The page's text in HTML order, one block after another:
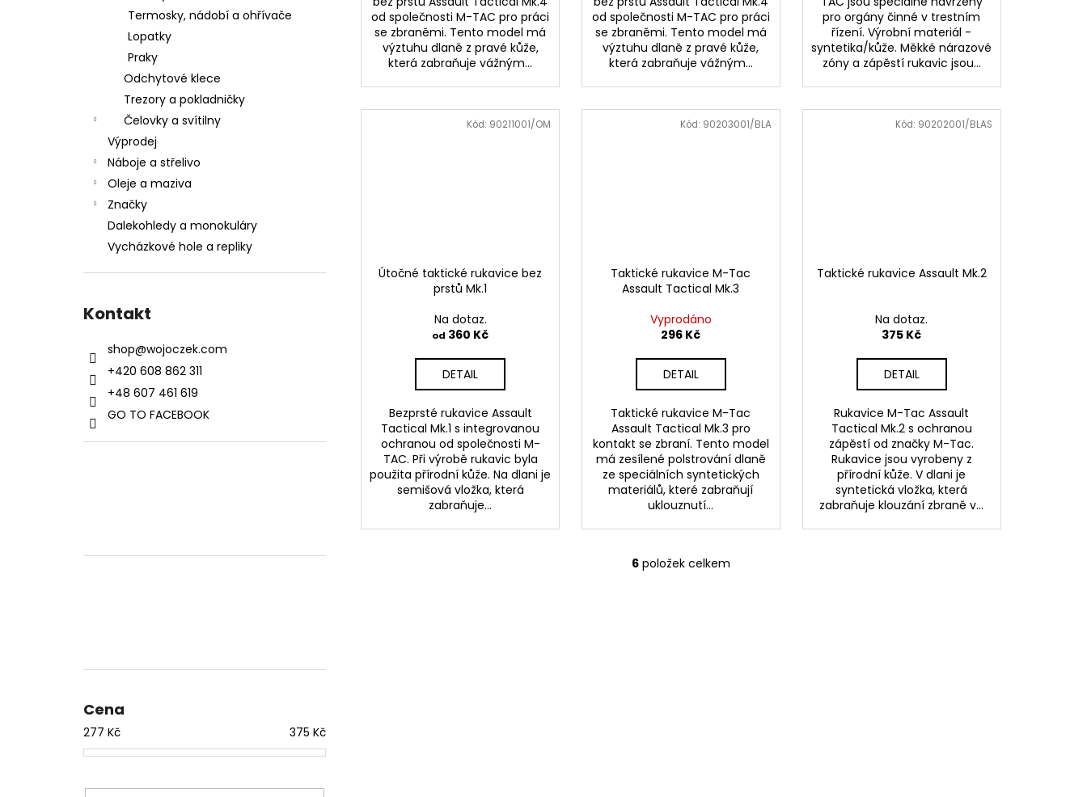
Termosky, nádobí a ohřívače
Lopatky
Praky
Odchytové klece
Trezory a pokladničky
Čelovky a svítilny
Výprodej
Náboje a střelivo
Oleje a maziva
Značky
Dalekohledy a monokuláry
Vycházkové hole a repliky
Kontakt
shop@wojoczek.com
+420 608 862 311
+48 607 461 619
GO TO FACEBOOK
Cena
277 Kč 375 Kč
od společnosti M-TAC pro práci
se zbraněmi. Tento model má
výztuhu dlaně z pravé kůže,
která zabraňuje vážným...
od společnosti M-TAC pro práci
se zbraněmi. Tento model má
výztuhu dlaně z pravé kůže,
která zabraňuje vážným...
pro orgány činné v trestním
řízení. Výrobní materiál -
syntetika/kůže. Měkké nárazové
zóny a zápěstí rukavic jsou...
Útočné taktické rukavice bez
prstů Mk.1
Na dotaz.
od 360 Kč
DETAIL
Bezprsté rukavice Assault
Tactical Mk.1 s integrovanou
ochranou od společnosti M-
TAC. Při výrobě rukavic byla
použita přírodní kůže. Na dlani je
semišová vložka, která
zabraňuje...
Kód: 90211001/OM
Taktické rukavice M-Tac
Assault Tactical Mk.3
Vyprodáno
296 Kč
DETAIL
Taktické rukavice M-Tac
Assault Tactical Mk.3 pro
kontakt se zbraní. Tento model
má zesílené polstrování dlaně
ze speciálních syntetických
materiálů, které zabraňují
uklouznutí...
Kód: 90203001/BLA
Taktické rukavice Assault Mk.2
Na dotaz.
375 Kč
DETAIL
Rukavice M-Tac Assault
Tactical Mk.2 s ochranou
zápěstí od značky M-Tac.
Rukavice jsou vyrobeny z
přírodní kůže. V dlani je
syntetická vložka, která
zabraňuje klouzání zbraně v...
Kód: 90202001/BLAS
O
6 položek celkem